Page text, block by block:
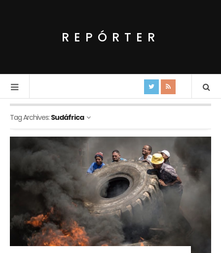
REPÓRTER
Tag Archives: Sudáfrica